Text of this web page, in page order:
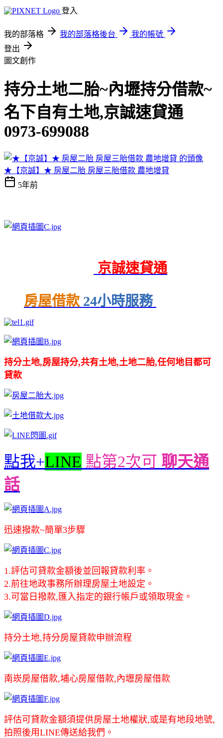
登入
我的部落格 我的部落格後台
我的帳號
登出
圖文創作
持分土地二胎~內壢持分借款~
名下自有土地,京誠速貸通
0973-699088
★【京誠】★ 房屋二胎 房屋三胎借款 農地增貸
5年前
京誠速貸通
房屋借款 24小時服務
持分土地,房屋持分,共有土地,土地二胎,任何地目都可
貸款
點我+LINE 點第2次可 聊天通
話
迅速撥款~簡單3步驟
1.評估可貸款金額後並回報貸款利率。
2.前往地政事務所辦理房屋土地設定。
3.可當日撥款,匯入指定的銀行帳戶或領取現金。
持分土地,持分房屋貸款申辦流程
南崁房屋借款,埔心房屋借款,內壢房屋借款
評估可貸款金額須提供房屋土地權狀,或是有地段地號,
拍照後用LINE傳送給我們。